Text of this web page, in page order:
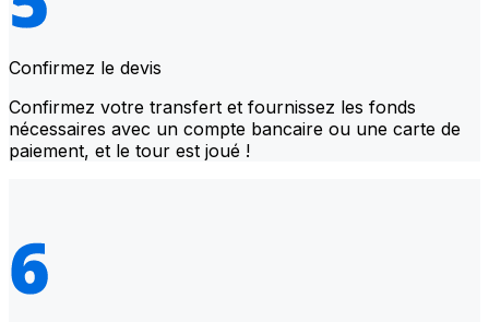
Confirmez le devis
Confirmez votre transfert et fournissez les fonds
nécessaires avec un compte bancaire ou une carte de
paiement, et le tour est joué !